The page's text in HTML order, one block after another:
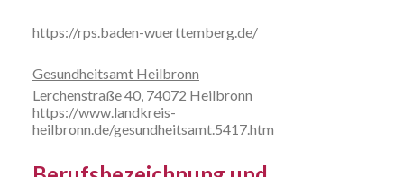
https://rps.baden-wuerttemberg.de/
Gesundheitsamt Heilbronn
Lerchenstraße 40, 74072 Heilbronn
https://www.landkreis-
heilbronn.de/gesundheitsamt.5417.htm